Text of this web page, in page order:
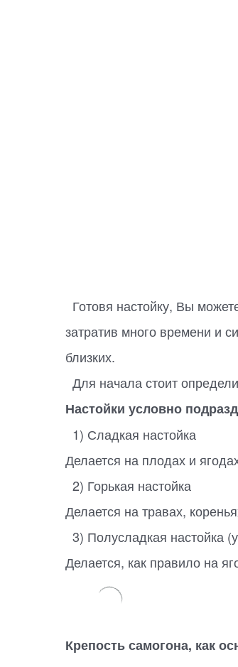
Готовя настойку, Вы
затратив много времени и
близких.
Для начала стоит
Настойки условно
1) Сладкая настойка
Делается на плодах и
2) Горькая настойка
Делается на травах,
3) Полусладкая настойка
Делается, как правило на
Крепость самогона, как